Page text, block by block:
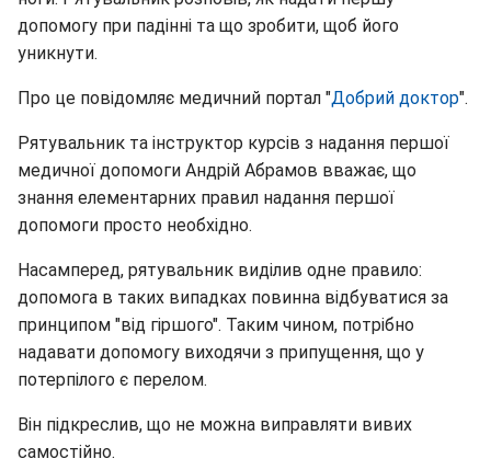
допомогу при падінні та що зробити, щоб його
уникнути.
Про це повідомляє медичний портал "Добрий доктор".
Рятувальник та інструктор курсів з надання першої
медичної допомоги Андрій Абрамов вважає, що
знання елементарних правил надання першої
допомоги просто необхідно.
Насамперед, рятувальник виділив одне правило:
допомога в таких випадках повинна відбуватися за
принципом "від гіршого". Таким чином, потрібно
надавати допомогу виходячи з припущення, що у
потерпілого є перелом.
Він підкреслив, що не можна виправляти вивих
самостійно.